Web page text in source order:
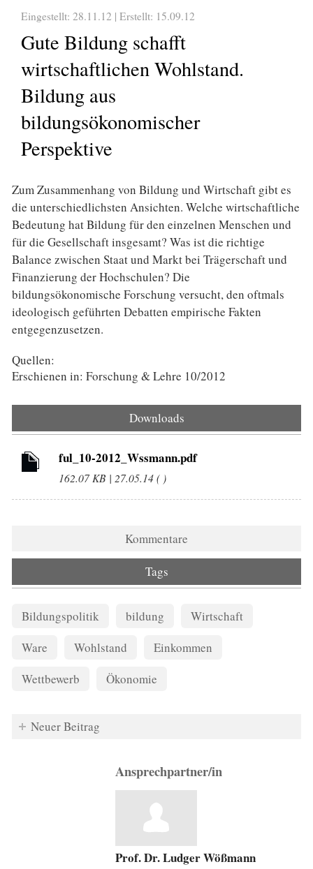
Eingestellt: 28.11.12 | Erstellt: 15.09.12
Gute Bildung schafft
wirtschaftlichen Wohlstand.
Bildung aus
bildungsökonomischer
Perspektive
Zum Zusammenhang von Bildung und Wirtschaft gibt es
die unterschiedlichsten Ansichten. Welche wirtschaftliche
Bedeutung hat Bildung für den einzelnen Menschen und
für die Gesellschaft insgesamt? Was ist die richtige
Balance zwischen Staat und Markt bei Trägerschaft und
Finanzierung der Hochschulen? Die
bildungsökonomische Forschung versucht, den oftmals
ideologisch geführten Debatten empirische Fakten
entgegenzusetzen.
Quellen:
Erschienen in: Forschung & Lehre 10/2012
Downloads
ful_10-2012_Wssmann.pdf
162.07 KB | 27.05.14 ( )
Kommentare
Tags
Bildungspolitik bildung
Wirtschaft
Ware
Wohlstand
Einkommen
Wettbewerb
Ökonomie
Neuer Beitrag
Ansprechpartner/in
Prof. Dr. Ludger Wößmann